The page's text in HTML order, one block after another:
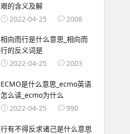
艰的含义及解
2022-04-25
2008
相向而行是什么意思_相向而
行的反义词是
2022-04-25
2003
ECMO是什么意思_ecmo英语
怎么读_ecmo为什么
2022-04-25
990
行有不得反求诸己是什么意思